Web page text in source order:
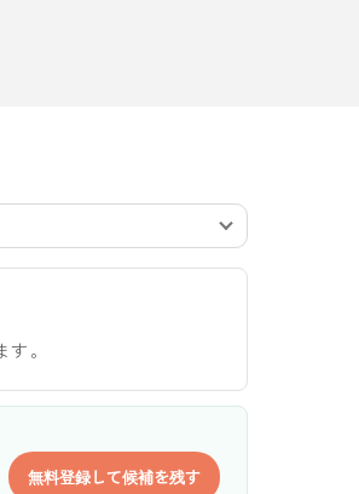
。
無料登録して候補を残す